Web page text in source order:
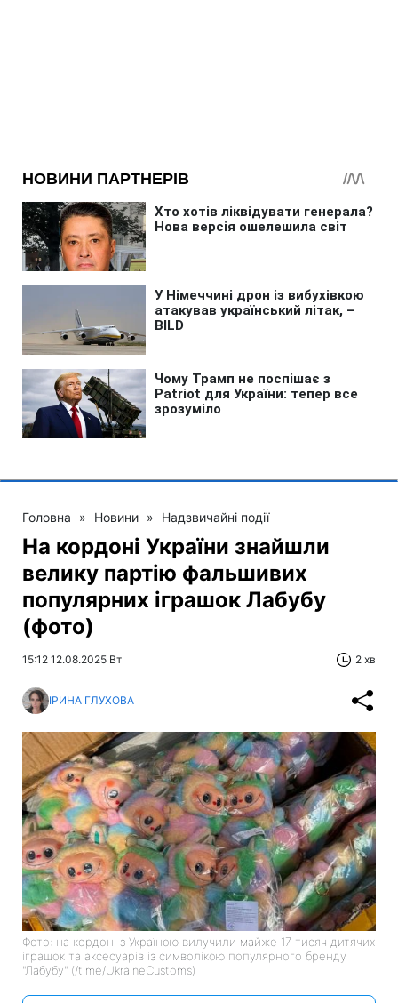
Головна » Новини » Надзвичайні події
На кордоні України знайшли
велику партію фальшивих
популярних іграшок Лабубу
(фото)
15:12 12.08.2025 Вт 2 хв
ІРИНА ГЛУХОВА
Фото: на кордоні з Україною вилучили майже 17 тисяч дитячих
іграшок та аксесуарів із символікою популярного бренду
"Лабубу" (/t.me/UkraineCustoms)